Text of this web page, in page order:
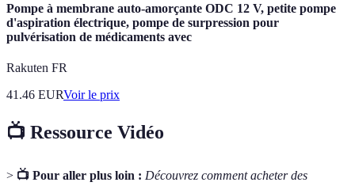
Pompe à membrane auto-amorçante ODC 12 V, petite pompe
d'aspiration électrique, pompe de surpression pour
pulvérisation de médicaments avec
Rakuten FR
41.46 EURVoir le prix
📺 Ressource Vidéo
> 📺 Pour aller plus loin : Découvrez comment acheter des